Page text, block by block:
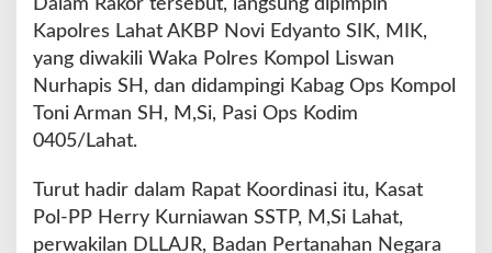
R
a
k
r
P
e
m
a
Dalam Rakor tersebut, langsung dipimpin
Kapolres Lahat AKBP Novi Edyanto SIK, MIK,
yang diwakili Waka Polres Kompol Liswan
Nurhapis SH, dan didampingi Kabag Ops Kompol
Toni Arman SH, M,Si, Pasi Ops Kodim
0405/Lahat.
Turut hadir dalam Rapat Koordinasi itu, Kasat
Pol-PP Herry Kurniawan SSTP, M,Si Lahat,
perwakilan DLLAJR, Badan Pertanahan Negara